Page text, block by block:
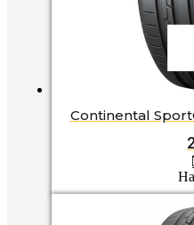
Continental